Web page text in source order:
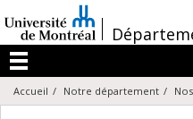
au
contenu
/
Menu
Accueil Notre département